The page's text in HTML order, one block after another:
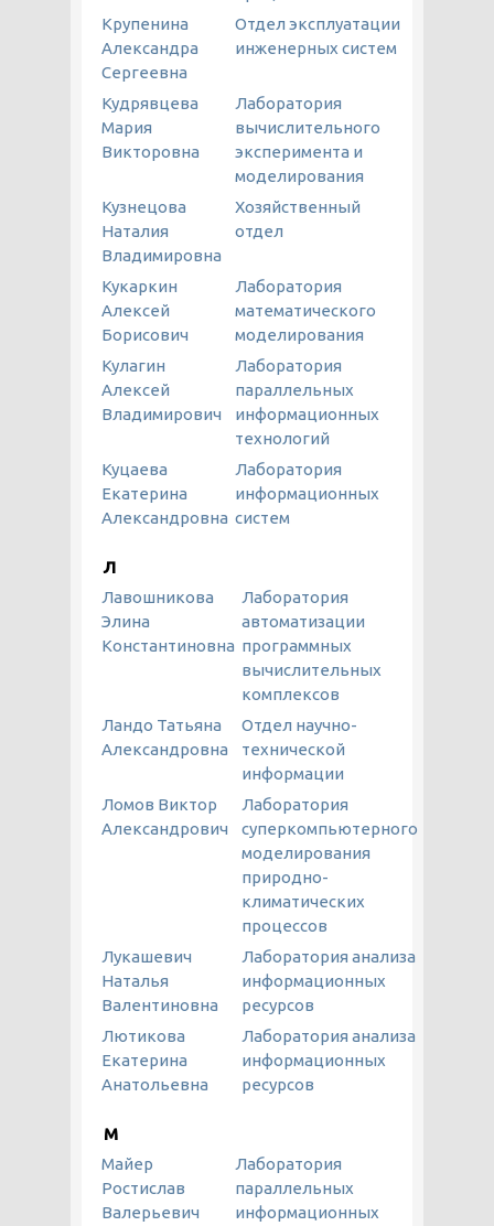
Крупенина
Александра
Сергеевна
Отдел эксплуатации
инженерных систем
Кудрявцева
Мария
Викторовна
Лаборатория
вычислительного
эксперимента и
моделирования
Кузнецова
Наталия
Владимировна
Хозяйственный
отдел
Кукаркин
Алексей
Борисович
Лаборатория
математического
моделирования
Кулагин
Алексей
Владимирович
Лаборатория
параллельных
информационных
технологий
Куцаева
Екатерина
Александровна
Лаборатория
информационных
систем
Л
Лавошникова
Элина
Константиновна
Лаборатория
автоматизации
программных
вычислительных
комплексов
Ландо Татьяна
Александровна
Отдел научно-
технической
информации
Ломов Виктор
Александрович
Лаборатория
суперкомпьютерного
моделирования
природно-
климатических
процессов
Лукашевич
Наталья
Валентиновна
Лаборатория анализа
информационных
ресурсов
Лютикова
Екатерина
Анатольевна
Лаборатория анализа
информационных
ресурсов
М
Майер
Ростислав
Валерьевич
Лаборатория
параллельных
информационных